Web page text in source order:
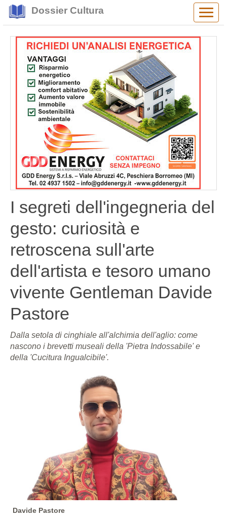
Dossier Cultura
I segreti dell'ingegneria del
gesto: curiosità e
retroscena sull'arte
dell'artista e tesoro umano
vivente Gentleman Davide
Pastore
Dalla setola di cinghiale all'alchimia dell'aglio: come
nascono i brevetti museali della 'Pietra Indossabile' e
della 'Cucitura Ingualcibile'.
Davide Pastore